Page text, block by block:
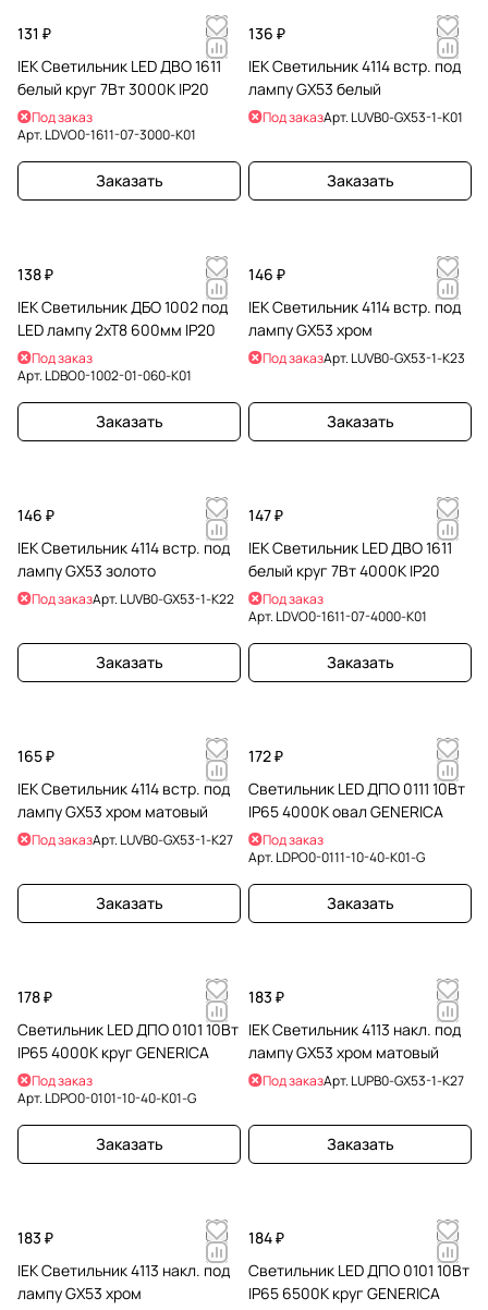
131 ₽
IEK Светильник LED ДВО 1611
белый круг 7Вт 3000К IP20
Под заказ
Арт. LDVO0-1611-07-3000-K01
Заказать
136 ₽
IEK Светильник 4114 встр. под
лампу GX53 белый
Под заказАрт. LUVB0-GX53-1-K01
Заказать
138 ₽
IEK Светильник ДБО 1002 под
LED лампу 2хТ8 600мм IP20
Под заказ
Арт. LDBO0-1002-01-060-K01
Заказать
146 ₽
IEK Светильник 4114 встр. под
лампу GX53 хром
Под заказАрт. LUVB0-GX53-1-K23
Заказать
146 ₽
IEK Светильник 4114 встр. под
лампу GX53 золото
Под заказАрт. LUVB0-GX53-1-K22
Заказать
147 ₽
IEK Светильник LED ДВО 1611
белый круг 7Вт 4000К IP20
Под заказ
Арт. LDVO0-1611-07-4000-K01
Заказать
165 ₽
IEK Светильник 4114 встр. под
лампу GX53 хром матовый
Под заказАрт. LUVB0-GX53-1-K27
Заказать
172 ₽
Светильник LED ДПО 0111 10Вт
IP65 4000К овал GENERICA
Под заказ
Арт. LDPO0-0111-10-40-K01-G
Заказать
178 ₽
Светильник LED ДПО 0101 10Вт
IP65 4000К круг GENERICA
Под заказ
Арт. LDPO0-0101-10-40-K01-G
Заказать
183 ₽
IEK Светильник 4113 накл. под
лампу GX53 хром матовый
Под заказАрт. LUPB0-GX53-1-K27
Заказать
183 ₽
IEK Светильник 4113 накл. под
лампу GX53 хром
184 ₽
Светильник LED ДПО 0101 10Вт
IP65 6500К круг GENERICA